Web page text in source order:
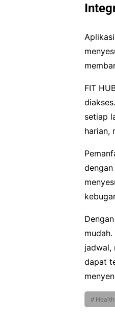
FIT
setiap
harian,
jadwal,
dapat
Health